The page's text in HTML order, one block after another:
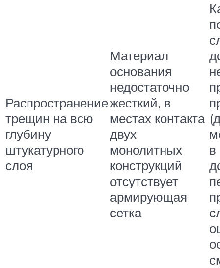
Распространение
трещин на всю
глубину
штукатурного
слоя
Материал
основания
недостаточно
жесткий, в
местах контакта
двух
монолитных
конструкций
отсутствует
армирующая
сетка
в